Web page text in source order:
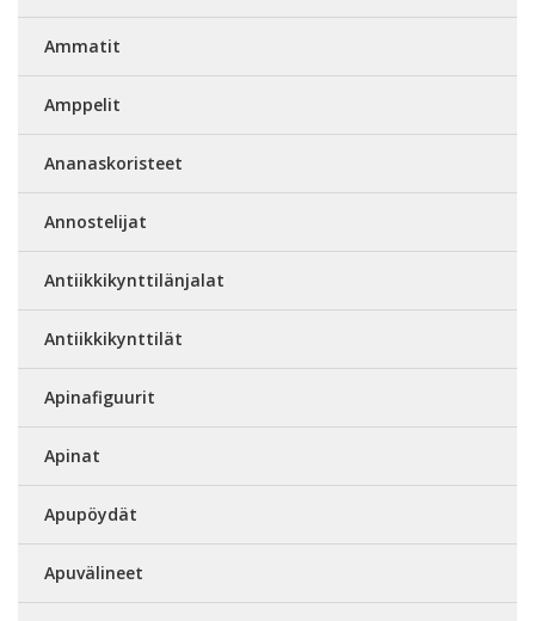
Ammatit
Amppelit
Ananaskoristeet
Annostelijat
Antiikkikynttilänjalat
Antiikkikynttilät
Apinafiguurit
Apinat
Apupöydät
Apuvälineet